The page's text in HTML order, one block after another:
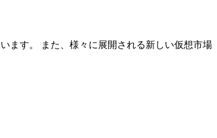
ます。 また、様々に展開される新しい仮想市場